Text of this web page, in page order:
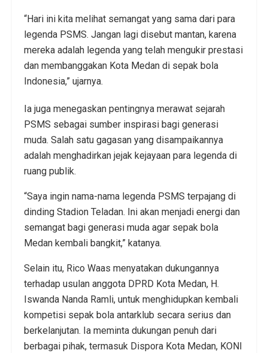
“Hari ini kita melihat semangat yang sama dari para
legenda PSMS. Jangan lagi disebut mantan, karena
mereka adalah legenda yang telah mengukir prestasi
dan membanggakan Kota Medan di sepak bola
Indonesia,” ujarnya.
Ia juga menegaskan pentingnya merawat sejarah
PSMS sebagai sumber inspirasi bagi generasi
muda. Salah satu gagasan yang disampaikannya
adalah menghadirkan jejak kejayaan para legenda di
ruang publik.
“Saya ingin nama-nama legenda PSMS terpajang di
dinding Stadion Teladan. Ini akan menjadi energi dan
semangat bagi generasi muda agar sepak bola
Medan kembali bangkit,” katanya.
Selain itu, Rico Waas menyatakan dukungannya
terhadap usulan anggota DPRD Kota Medan, H.
Iswanda Nanda Ramli, untuk menghidupkan kembali
kompetisi sepak bola antarklub secara serius dan
berkelanjutan. Ia meminta dukungan penuh dari
berbagai pihak, termasuk Dispora Kota Medan, KONI